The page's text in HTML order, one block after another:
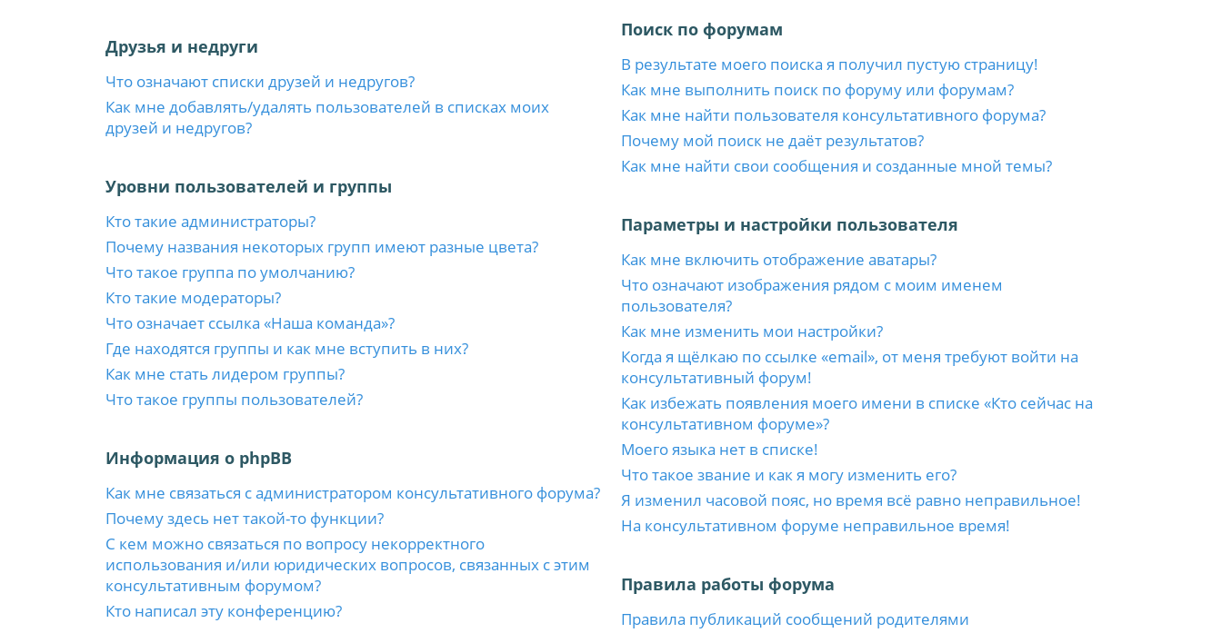
Друзья и недруги
Что означают списки друзей и недругов?
Как мне добавлять/удалять пользователей в списках моих
друзей и недругов?
Уровни пользователей и группы
Кто такие администраторы?
Почему названия некоторых групп имеют разные цвета?
Что такое группа по умолчанию?
Кто такие модераторы?
Что означает ссылка «Наша команда»?
Где находятся группы и как мне вступить в них?
Как мне стать лидером группы?
Что такое группы пользователей?
Информация о phpBB
Как мне связаться с администратором консультативного форума?
Почему здесь нет такой-то функции?
С кем можно связаться по вопросу некорректного
использования и/или юридических вопросов, связанных с этим
консультативным форумом?
Кто написал эту конференцию?
Поиск по форумам
В результате моего поиска я получил пустую страницу!
Как мне выполнить поиск по форуму или форумам?
Как мне найти пользователя консультативного форума?
Почему мой поиск не даёт результатов?
Как мне найти свои сообщения и созданные мной темы?
Параметры и настройки пользователя
Как мне включить отображение аватары?
Что означают изображения рядом с моим именем
пользователя?
Как мне изменить мои настройки?
Когда я щёлкаю по ссылке «email», от меня требуют войти на
консультативный форум!
Как избежать появления моего имени в списке «Кто сейчас на
консультативном форуме»?
Моего языка нет в списке!
Что такое звание и как я могу изменить его?
Я изменил часовой пояс, но время всё равно неправильное!
На консультативном форуме неправильное время!
Правила работы форума
Правила публикаций сообщений родителями